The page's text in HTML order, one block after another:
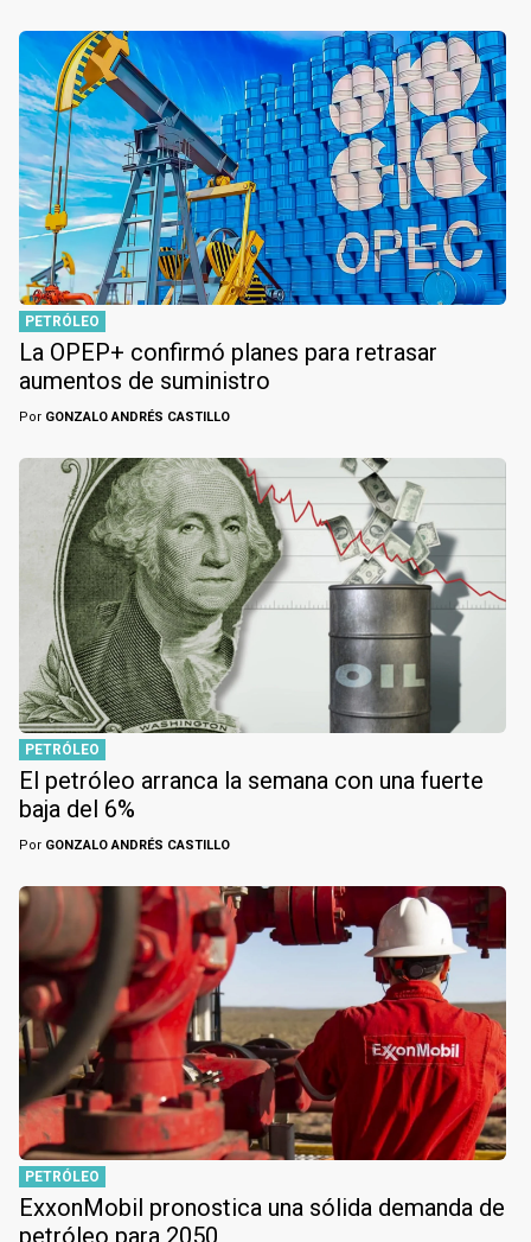
PETRÓLEO
La OPEP+ confirmó planes para retrasar
aumentos de suministro
Por GONZALO ANDRÉS CASTILLO
PETRÓLEO
El petróleo arranca la semana con una fuerte
baja del 6%
Por GONZALO ANDRÉS CASTILLO
PETRÓLEO
ExxonMobil pronostica una sólida demanda de
petróleo para 2050